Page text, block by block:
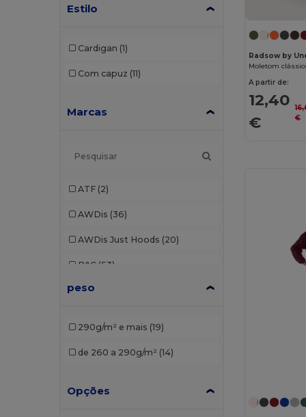
Estilo
Cardigan (1)
Com capuz (11)
Marcas
ATF (2)
AWDis (36)
AWDis Just Hoods (20)
B&C (53)
B&C Pro
Build Your Brand
peso
290g/m² e mais (19)
de 260 a 290g/m² (14)
Opções
Radsow by
Moletom
A partir de:
12,40
€
€